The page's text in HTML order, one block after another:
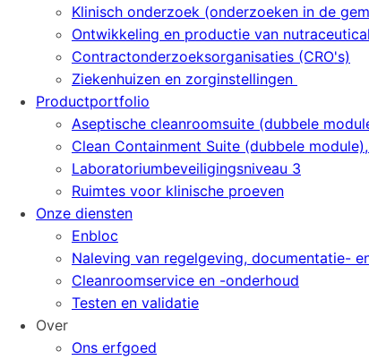
Klinisch onderzoek (onderzoeken in de
Ontwikkeling en productie van
Contractonderzoeksorganisaties (CRO's)
Ziekenhuizen en zorginstellingen
Productportfolio
Aseptische cleanroomsuite (dubbele
Clean Containment Suite (dubbele
Laboratoriumbeveiligingsniveau 3
Ruimtes voor klinische proeven
Onze diensten
Enbloc
Naleving van regelgeving, documentatie-
Cleanroomservice en -onderhoud
Testen en validatie
Over
Ons erfgoed